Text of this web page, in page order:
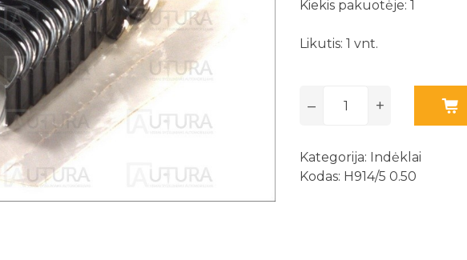
Kiekis pakuotėje: 1
Likutis: 1 vnt.
– +
Kategorija: Indėklai
Kodas: H914/5 0.50